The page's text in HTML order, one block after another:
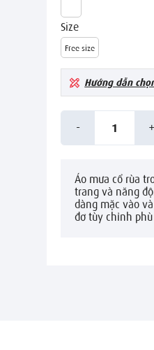
Size
Free size
Hướng dẫn
- 1 +
Áo mưa cổ rùa
trang và năng
dàng mặc vào
đơ tùy chỉnh